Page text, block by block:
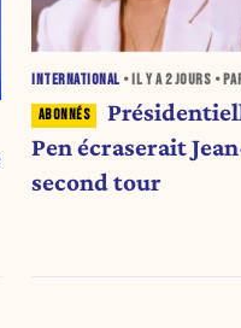
INTERNATIONAL • IL Y A2 JOURS •
Pen écraserait
second tour